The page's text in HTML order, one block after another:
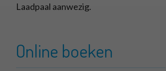
Laadpaal aanwezig.
Online boeken